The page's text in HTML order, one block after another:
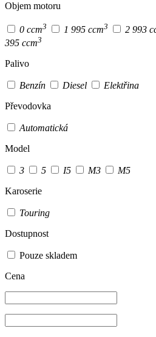
Objem motoru
0 ccm3 1 995 ccm3 2 993
395 ccm3
Palivo
Benzín Diesel
Elektřina
Převodovka
Automatická
Model
3 5 I5 M3
M5
Karoserie
Touring
Dostupnost
Pouze skladem
Cena